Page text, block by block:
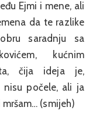
Ejmi i mene, ali
da te razlike
saradnju sa
kućnim
čija ideja je,
nisu počele, ali ja
(smijeh)